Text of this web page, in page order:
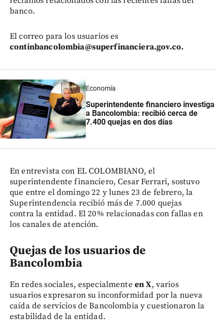
banco.
El correo para los usuarios es
continbancolombia@superfinanciera.gov.co.
Economía
Superintendente financiero investiga
a Bancolombia: recibió cerca de
7.400 quejas en dos días
En entrevista con EL COLOMBIANO, el
superintendente financiero, Cesar Ferrari, sostuvo
que entre el domingo 22 y lunes 23 de febrero, la
Superintendencia recibió más de 7.000 quejas
contra la entidad. El 20% relacionadas con fallas en
los canales de atención.
Quejas de los usuarios de
Bancolombia
En redes sociales, especialmente en X, varios
usuarios expresaron su inconformidad por la nueva
caída de servicios de Bancolombia y cuestionaron la
estabilidad de la entidad.